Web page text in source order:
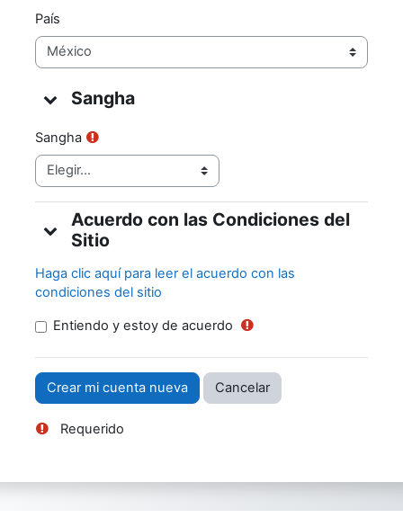
País
Sangha
SanghaSangha
Sangha
Acuerdo con las Condiciones del Sitio
Acuerdo con las Condiciones del Sitio
Acuerdo con las Condiciones del
Sitio
Haga clic aquí para leer el acuerdo con las
condiciones del sitio
Entiendo y estoy de acuerdo
Requerido